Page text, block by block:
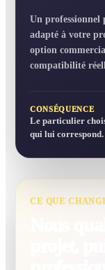
Un professionnel
adapté à votre
option
compatibilité
CONSÉQUENCE
Le particulier
qui lui correspond.
CE QUE